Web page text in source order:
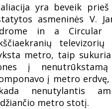
yra beveik
asmeninės V.
in a Circular
metro, taip
į
į metro
nenutylantis
metro stotį.